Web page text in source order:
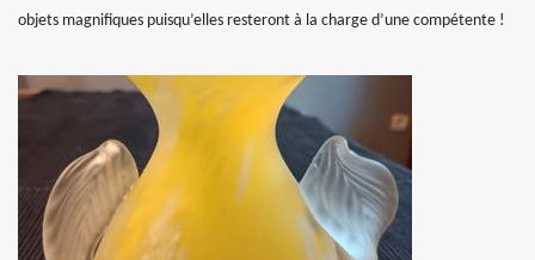
objets magnifiques puisqu’elles resteront à la charge d’une compétente !